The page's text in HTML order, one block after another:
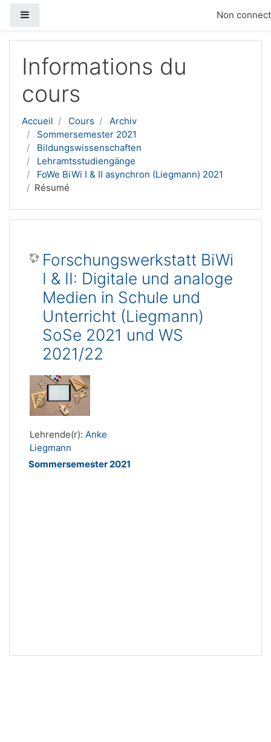
Non
Informations du
cours
Accueil Cours
Archiv
Sommersemester 2021
Bildungswissenschaften
Lehramtsstudiengänge
FoWe BiWi I & II asynchron (Liegmann) 2021
Résumé
Forschungswerkstatt BiWi
I & II: Digitale und analoge
Medien in Schule und
Unterricht (Liegmann)
SoSe 2021 und WS
2021/22
Lehrende(r): Anke
Liegmann
Sommersemester 2021